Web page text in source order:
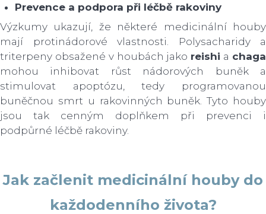
Prevence a podpora při léčbě rakoviny
Výzkumy ukazují, že některé medicinální houby
mají protinádorové vlastnosti. Polysacharidy a
triterpeny obsažené v houbách jako reishi a chaga
mohou inhibovat růst nádorových buněk a
stimulovat apoptózu, tedy programovanou
buněčnou smrt u rakovinných buněk. Tyto houby
jsou tak cenným doplňkem při prevenci i
podpůrné léčbě rakoviny.
Jak začlenit medicinální houby do
každodenního života?